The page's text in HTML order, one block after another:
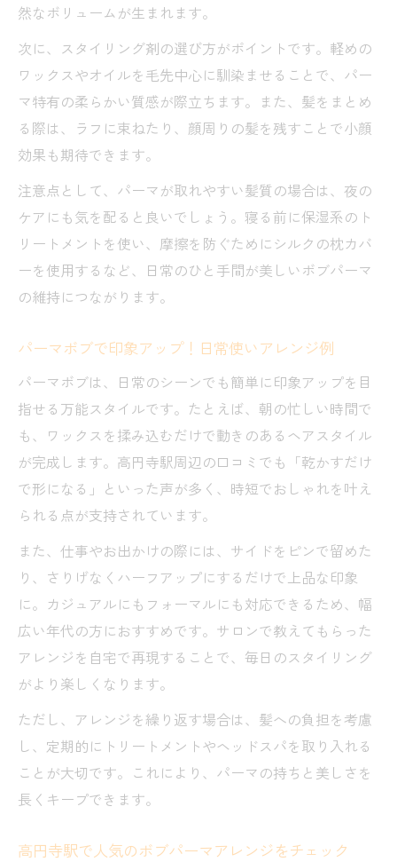
然なボリュームが生まれます。
次に、スタイリング剤の選び方がポイントです。軽めの
ワックスやオイルを毛先中心に馴染ませることで、パー
マ特有の柔らかい質感が際立ちます。また、髪をまとめ
る際は、ラフに束ねたり、顔周りの髪を残すことで小顔
効果も期待できます。
注意点として、パーマが取れやすい髪質の場合は、夜の
ケアにも気を配ると良いでしょう。寝る前に保湿系のト
リートメントを使い、摩擦を防ぐためにシルクの枕カバ
ーを使用するなど、日常のひと手間が美しいボブパーマ
の維持につながります。
パーマボブで印象アップ！日常使いアレンジ例
パーマボブは、日常のシーンでも簡単に印象アップを目
指せる万能スタイルです。たとえば、朝の忙しい時間で
も、ワックスを揉み込むだけで動きのあるヘアスタイル
が完成します。高円寺駅周辺の口コミでも「乾かすだけ
で形になる」といった声が多く、時短でおしゃれを叶え
られる点が支持されています。
また、仕事やお出かけの際には、サイドをピンで留めた
り、さりげなくハーフアップにするだけで上品な印象
に。カジュアルにもフォーマルにも対応できるため、幅
広い年代の方におすすめです。サロンで教えてもらった
アレンジを自宅で再現することで、毎日のスタイリング
がより楽しくなります。
ただし、アレンジを繰り返す場合は、髪への負担を考慮
し、定期的にトリートメントやヘッドスパを取り入れる
ことが大切です。これにより、パーマの持ちと美しさを
長くキープできます。
高円寺駅で人気のボブパーマアレンジをチェック